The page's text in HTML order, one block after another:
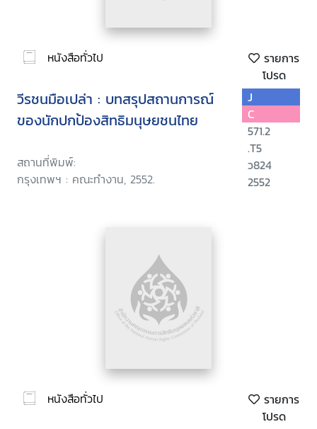
หนังสือทั่วไป
รายการ
โปรด
วีรชนมือเปล่า : บทสรุปสถานการณ์
ของนักปกป้องสิทธิมนุษยชนไทย
สถานที่พิมพ์:
กรุงเทพฯ : คณะทำงาน, 2552.
J
C
571.2
.T5
ว824
2552
หนังสือทั่วไป
รายการ
โปรด